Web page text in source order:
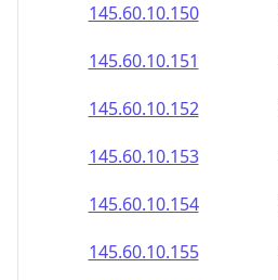
145.60.10.150
145.60.10.151
145.60.10.152
145.60.10.153
145.60.10.154
145.60.10.155